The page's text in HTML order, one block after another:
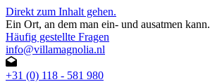
Direkt zum Inhalt gehen.
Ein Ort, an dem man ein- und ausatmen kann.
Häufig gestellte Fragen
info@villamagnolia.nl
+31 (0) 118 - 581 980